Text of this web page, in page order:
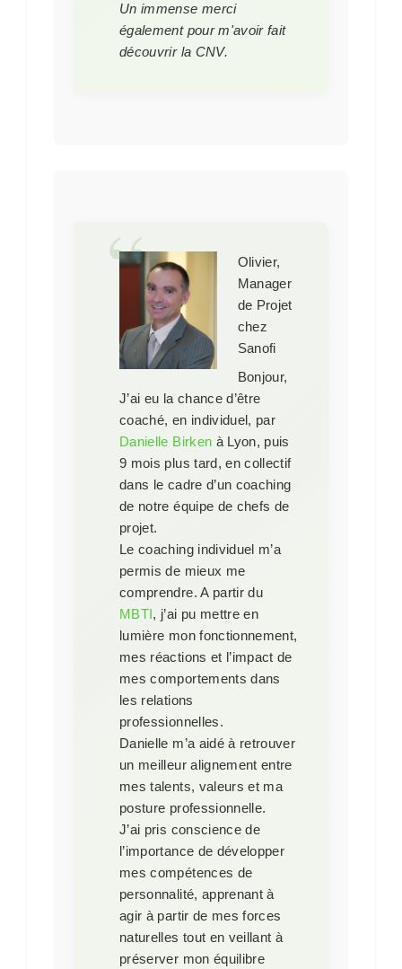
Un immense merci
également pour m'avoir fait
découvrir la CNV.
Olivier,
Manager
de Projet
chez
Sanofi
Bonjour,
J’ai eu la chance d’être
coaché, en individuel, par
Danielle Birken à Lyon, puis
9 mois plus tard, en collectif
dans le cadre d’un coaching
de notre équipe de chefs de
projet.
Le coaching individuel m’a
permis de mieux me
comprendre. A partir du
MBTI, j’ai pu mettre en
lumière mon fonctionnement,
mes réactions et l’impact de
mes comportements dans
les relations
professionnelles.
Danielle m’a aidé à retrouver
un meilleur alignement entre
mes talents, valeurs et ma
posture professionnelle.
J’ai pris conscience de
l’importance de développer
mes compétences de
personnalité, apprenant à
agir à partir de mes forces
naturelles tout en veillant à
préserver mon équilibre